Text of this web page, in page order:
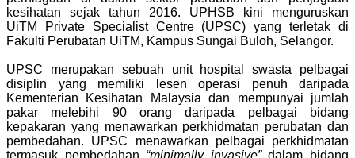
kesihatan sejak tahun 2016. UPHSB kini menguruskan
UiTM Private Specialist Centre (UPSC) yang terletak di
Fakulti Perubatan UiTM, Kampus Sungai Buloh, Selangor.
UPSC merupakan sebuah unit hospital swasta pelbagai
disiplin yang memiliki lesen operasi penuh daripada
Kementerian Kesihatan Malaysia dan mempunyai jumlah
pakar melebihi 90 orang daripada pelbagai bidang
kepakaran yang menawarkan perkhidmatan perubatan dan
pembedahan. UPSC menawarkan pelbagai perkhidmatan